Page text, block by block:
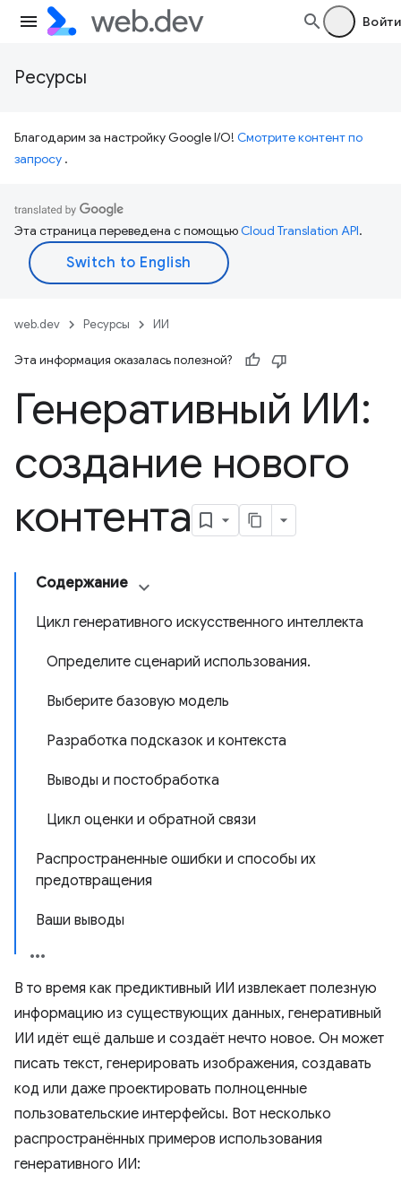
Войти
Ресурсы
Благодарим за настройку Google I/O! Смотрите контент по
запросу .
Эта страница переведена с помощьюCloud Translation API.
web.dev Ресурсы ИИ
Эта информация оказалась полезной?
Генеративный ИИ:
создание нового
контента
Содержание
Цикл генеративного искусственного интеллекта
Определите сценарий использования.
Выберите базовую модель
Разработка подсказок и контекста
Выводы и постобработка
Цикл оценки и обратной связи
Распространенные ошибки и способы их
предотвращения
Ваши выводы
В то время как предиктивный ИИ извлекает полезную
информацию из существующих данных, генеративный
ИИ идёт ещё дальше и создаёт нечто новое. Он может
писать текст, генерировать изображения, создавать
код или даже проектировать полноценные
пользовательские интерфейсы. Вот несколько
распространённых примеров использования
генеративного ИИ: